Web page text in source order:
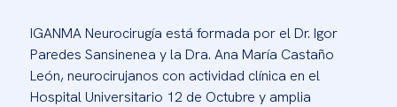
IGANMA Neurocirugía está formada por el Dr. Igor
Paredes Sansinenea y la Dra. Ana María Castaño
León, neurocirujanos con actividad clínica en el
Hospital Universitario 12 de Octubre y amplia